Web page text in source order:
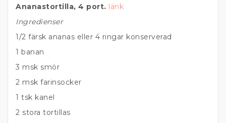
Ananastortilla, 4 port. länk
Ingredienser
1/2 färsk ananas eller 4 ringar konserverad
1 banan
3 msk smör
2 msk farinsocker
1 tsk kanel
2 stora tortillas